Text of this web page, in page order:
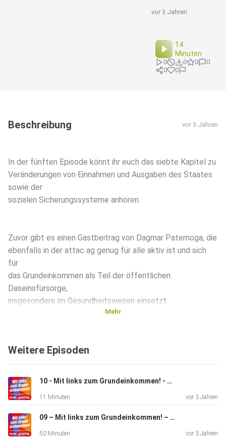
vor 3 Jahren
14
Minuten
0 0 0
0
0
0
Beschreibung vor 3 Jahren
In der fünften Episode könnt ihr euch das siebte Kapitel zu
Veränderungen von Einnahmen und Ausgaben des Staates
sowie der
sozialen Sicherungssysteme anhören.
Zuvor gibt es einen Gastbeitrag von Dagmar Paternoga, die
ebenfalls in der attac ag genug für alle aktiv ist und sich
für
das Grundeinkommen als Teil der öffentlichen
Daseinsfürsorge,
insgesondere im Gesundheitswesen einsetzt.
Mitgliederentscheid
https://mit-links-zum-grundeinkommen.de/
Mehr
Weitere Episoden
10 - Mit links zum Grundeinkommen! - Das Wichtigste in einfacher Sprache
11 Minuten vor 3 Jahren
09 – Mit links zum Grundeinkommen! – Für Purist*innen: Unser Konzept am Stück
50 Minuten vor 3 Jahren